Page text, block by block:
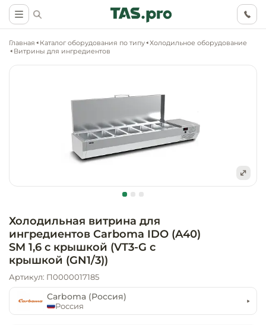
Барное
Ритейл (non
Главная Каталог оборудования по типу Холодильное оборудование
Витрины для ингредиентов
Холодильная витрина для
ингредиентов Carboma IDO (A40)
SM 1,6 с крышкой (VT3-G с
крышкой (GN1/3))
Артикул: П0000017185
Carboma (Россия)
Россия